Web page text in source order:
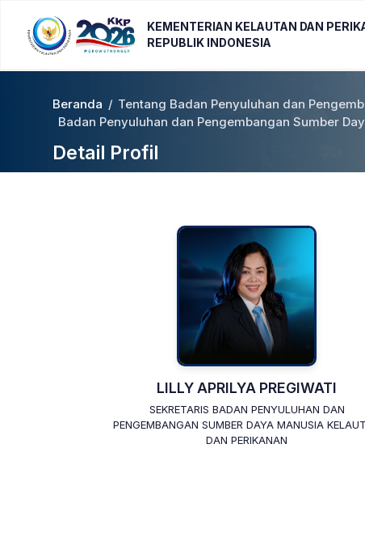
KEMENTERIAN KELAUTAN DAN
REPUBLIK INDONESIA
Beranda / Tentang Badan Penyuluhan dan
Badan Penyuluhan dan Pengembangan Sumber
Detail Profil
LILLY APRILYA PREGIWATI
SEKRETARIS BADAN PENYULUHAN DAN
PENGEMBANGAN SUMBER DAYA MANUSIA
DAN PERIKANAN